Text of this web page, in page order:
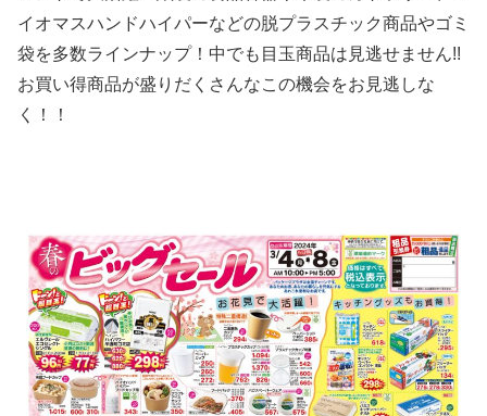
イオマスハンドハイパーなどの脱プラスチック商品やゴミ
袋を多数ラインナップ！中でも目玉商品は見逃せません!!
お買い得商品が盛りだくさんなこの機会をお見逃しな
く！！